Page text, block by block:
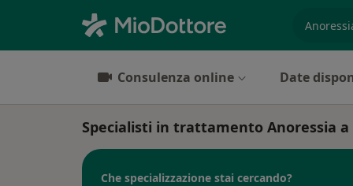
Consulenza online Date
Specialisti in trattamento Anoressia a
Che specializzazione stai cercando?